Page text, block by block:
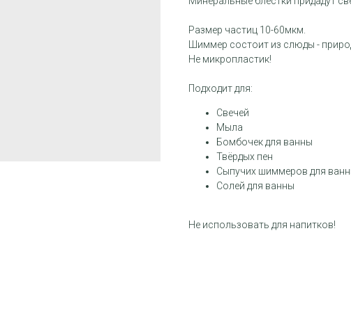
Размер частиц 10-60мкм.
Шиммер состоит из слюды -
Не микропластик!
Подходит для:
Свечей
Мыла
Бомбочек для ванны
Твёрдых пен
Сыпучих шиммеров для
Солей для ванны
Не использовать для напитков!